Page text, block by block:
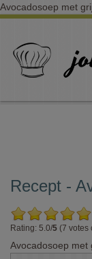
Avocadosoep met
Recept -
Rating: 5.0/5 (7 votes
Avocadosoep met